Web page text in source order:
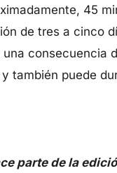
45
de tres a cinco
consecuencia
también puede
parte de la